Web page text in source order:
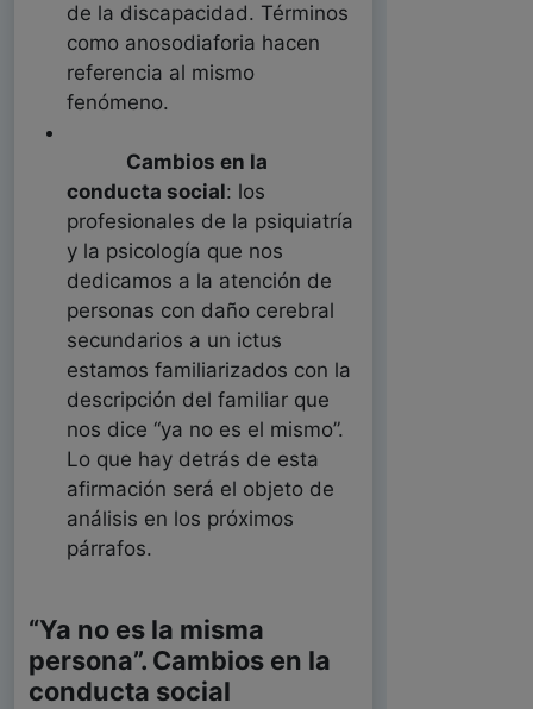
de la discapacidad. Términos
como anosodiaforia hacen
referencia al mismo
fenómeno.
Cambios en la
conducta social: los
profesionales de la psiquiatría
y la psicología que nos
dedicamos a la atención de
personas con daño cerebral
secundarios a un ictus
estamos familiarizados con la
descripción del familiar que
nos dice “ya no es el mismo”.
Lo que hay detrás de esta
afirmación será el objeto de
análisis en los próximos
párrafos.
“Ya no es la misma
persona”. Cambios en la
conducta social